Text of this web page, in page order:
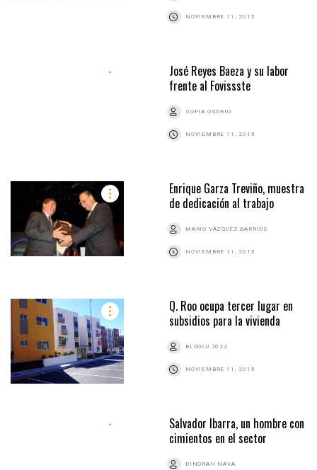
NOVIEMBRE 11, 2015
José Reyes Baeza y su labor
frente al Fovissste
SOFIA OSORIO
NOVIEMBRE 11, 2015
Enrique Garza Treviño, muestra
de dedicación al trabajo
MARIO VÁZQUEZ BARRIOS
NOVIEMBRE 11, 2015
Q. Roo ocupa tercer lugar en
subsidios para la vivienda
BLOGCU 2022
NOVIEMBRE 11, 2015
Salvador Ibarra, un hombre con
cimientos en el sector
DINORAH NAVA